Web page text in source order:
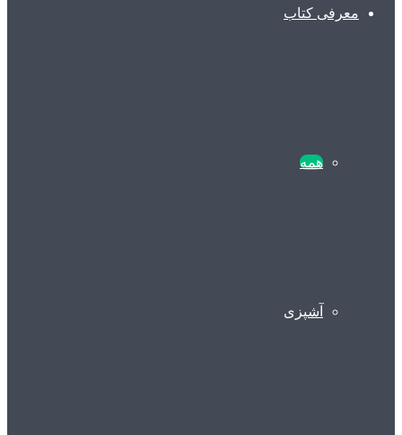
معرفی کتاب
همه
آشپزی